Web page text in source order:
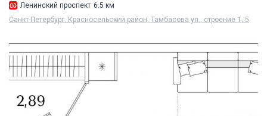
Ленинский проспект 6.5 км
Санкт-Петербург, Красносельский район, Тамбасова ул., строение 1, 5